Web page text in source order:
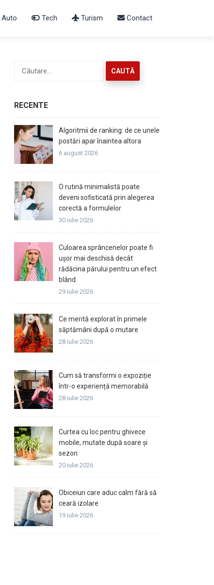
Auto Tech Turism Contact
după:
RECENTE
Algoritmii de ranking: de ce unele
postări apar înaintea altora
6 august 2026
O rutină minimalistă poate
deveni sofisticată prin alegerea
corectă a formulelor
30 iulie 2026
Culoarea sprâncenelor poate fi
ușor mai deschisă decât
rădăcina părului pentru un efect
blând
29 iulie 2026
Ce merită explorat în primele
săptămâni după o mutare
28 iulie 2026
Cum să transformi o expoziție
într-o experiență memorabilă
28 iulie 2026
Curtea cu loc pentru ghivece
mobile, mutate după soare și
sezon
20 iulie 2026
Obiceiuri care aduc calm fără să
ceară izolare
19 iulie 2026